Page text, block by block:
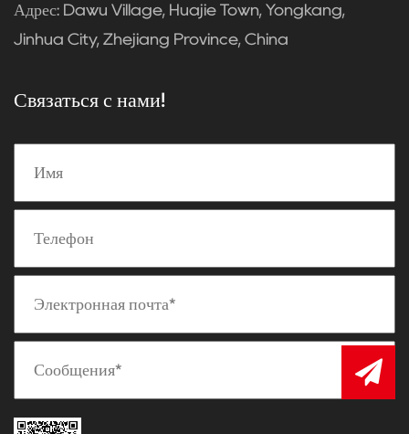
Адрес: Dawu Village, Huajie Town, Yongkang,
Jinhua City, Zhejiang Province, China
Связаться с нами!